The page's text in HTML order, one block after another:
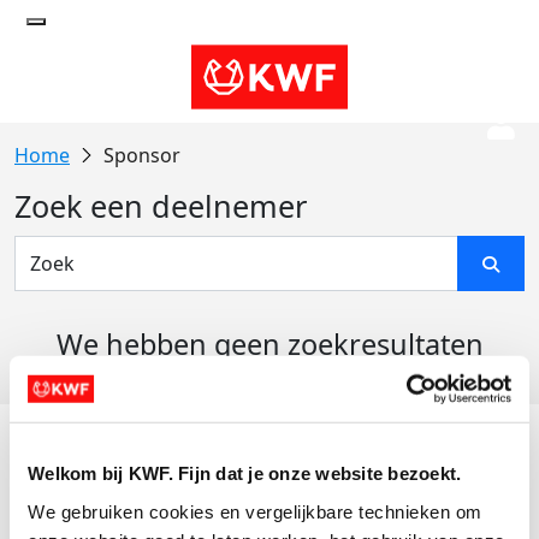
Welkom bij KWF. Fijn dat je onze website bezoekt.
We gebruiken cookies en vergelijkbare technieken om
Sponsor
Zoek een deelnemer
We hebben geen zoekresultaten
Actiematerialen
Evenementen